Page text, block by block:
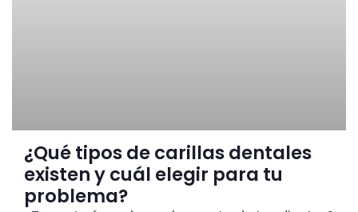
¿Qué tipos de carillas dentales
existen y cuál elegir para tu
problema?